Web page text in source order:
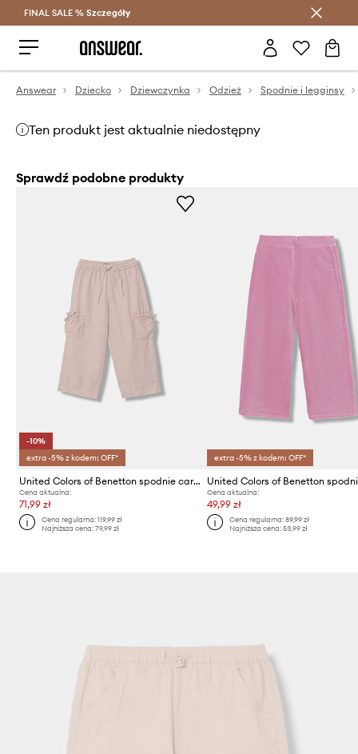
Oszczędzaj z Answear Club >
FINAL SALE % Szczegóły
Answear Dziecko Dziewczynka Odzież Spodnie i legginsy
Ten produkt jest aktualnie niedostępny
Sprawdź podobne produkty
-10%
extra -5% z kodem: OFF*
United Colors of Benetton spodnie cargo dziecięce
Cena aktualna:
71,99 zł
Cena regularna:119,99 zł
Najniższa cena:79,99 zł
extra -5% z kodem: OFF*
United Colors of Benetton
Cena aktualna:
49,99 zł
Cena regularna: 89,99 zł
Najniższa cena: 53,99 zł